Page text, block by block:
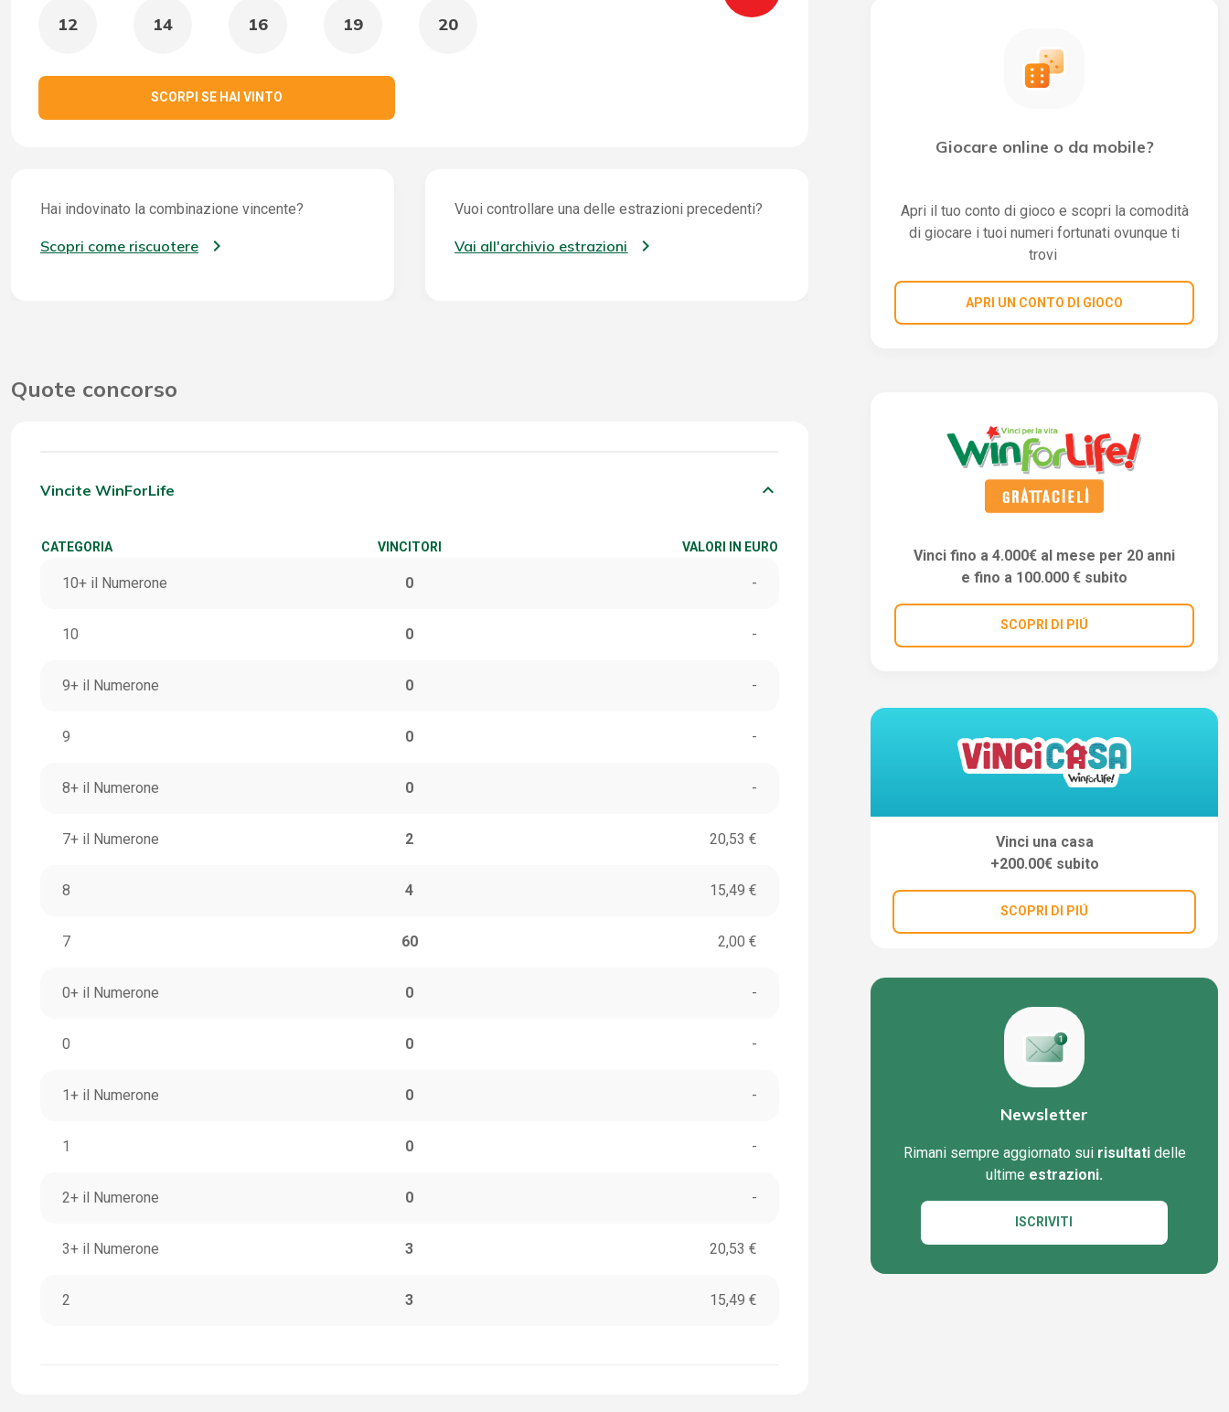
12 14 16 19 20
SCORPI SE HAI VINTO
Hai indovinato la combinazione vincente?
Scopri come riscuotere
Vuoi controllare una delle estrazioni precedenti?
Vai all'archivio estrazioni
Quote concorso
Vincite WinForLife keyboard_arrow_down
CATEGORIA VINCITORI VALORI IN EURO
10+ il Numerone 0 -
10 0 -
9+ il Numerone 0 -
9 0 -
8+ il Numerone 0 -
7+ il Numerone 2 20,53 €
8 4 15,49 €
7 60 2,00 €
0+ il Numerone 0 -
0 0 -
1+ il Numerone 0 -
1 0 -
2+ il Numerone 0 -
3+ il Numerone 3 20,53 €
2 3 15,49 €
Giocare online o da mobile?
Apri il tuo conto di gioco e scopri la comodità
di giocare i tuoi numeri fortunati ovunque ti
trovi
APRI UN CONTO DI GIOCO
Vinci fino a 4.000€ al mese per 20 anni
e fino a 100.000 € subito
SCOPRI DI PIÚ
Vinci una casa
+200.00€ subito
SCOPRI DI PIÚ
Newsletter
Rimani sempre aggiornato sui risultatidelle
ultime estrazioni.
ISCRIVITI